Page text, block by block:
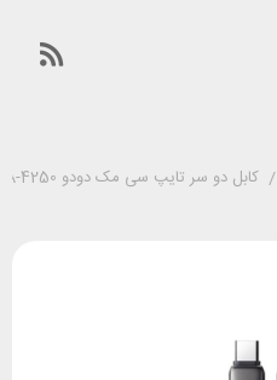
/ کابل دو سر تایپ سی مک دودو Mcdodo CA-4250 توان 100 وات طول 1.2 متر